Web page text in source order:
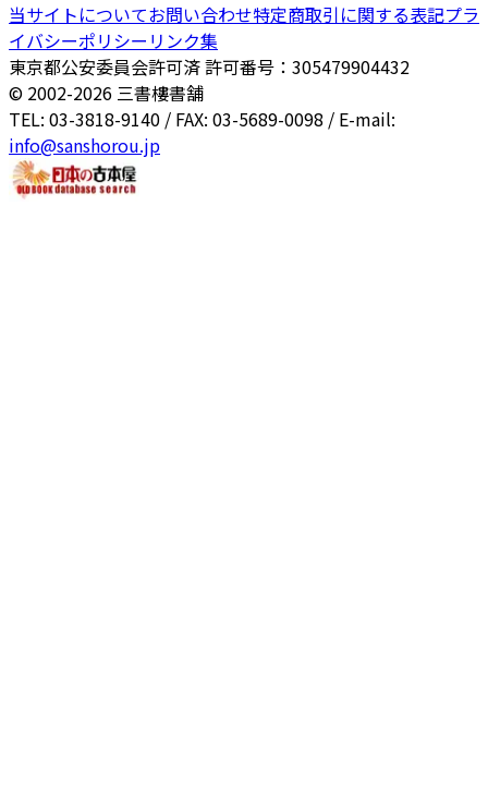
当サイトについてお問い合わせ特定商取引に関する表記プラ
イバシーポリシー リンク集
東京都公安委員会許可済 許可番号：305479904432
© 2002-2026 三書樓書舗
TEL: 03-3818-9140 / FAX: 03-5689-0098 / E-mail:
info@sanshorou.jp